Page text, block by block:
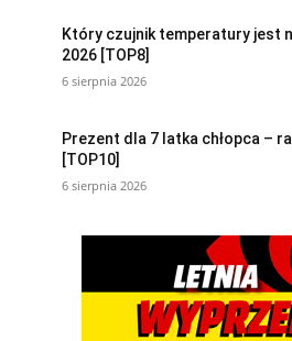
Który czujnik temperatury jest
2026 [TOP8]
6 sierpnia 2026
Prezent dla 7 latka chłopca –
[TOP10]
6 sierpnia 2026